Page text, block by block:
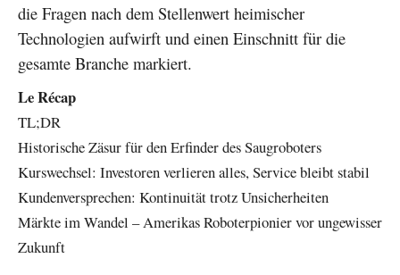
die Fragen nach dem Stellenwert heimischer
Technologien aufwirft und einen Einschnitt für die
gesamte Branche markiert.
Le Récap
TL;DR
Historische Zäsur für den Erfinder des Saugroboters
Kurswechsel: Investoren verlieren alles, Service bleibt stabil
Kundenversprechen: Kontinuität trotz Unsicherheiten
Märkte im Wandel – Amerikas Roboterpionier vor ungewisser
Zukunft